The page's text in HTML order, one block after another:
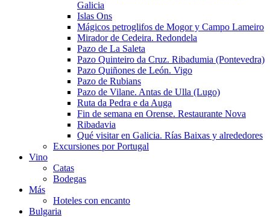
Galicia
Islas Ons
Mágicos petroglifos de Mogor y Campo Lameiro
Mirador de Cedeira. Redondela
Pazo de La Saleta
Pazo Quinteiro da Cruz. Ribadumia (Pontevedra)
Pazo Quiñones de León. Vigo
Pazo de Rubians
Pazo de Vilane. Antas de Ulla (Lugo)
Ruta da Pedra e da Auga
Fin de semana en Orense. Restaurante Nova
Ribadavia
Qué visitar en Galicia. Rías Baixas y alrededores
Excursiones por Portugal
Vino
Catas
Bodegas
Más
Hoteles con encanto
Bulgaria